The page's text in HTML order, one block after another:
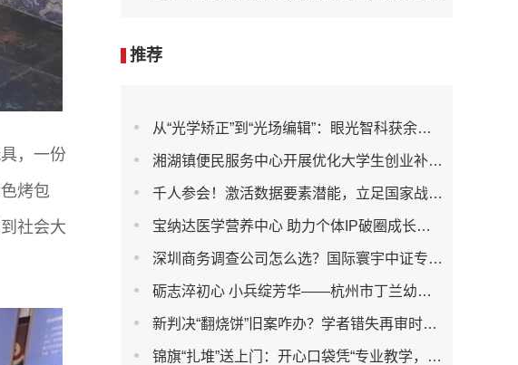
，一份
烤包
社会大
推荐
从“光学矫正”到“光场编辑”：眼光智科获余杭领军人才项目加持，重塑视觉健康产业逻辑
湘湖镇便民服务中心开展优化大学生创业补贴申领服务行动
千人参会！激活数据要素潜能，立足国家战略推进数实融合｜数据要素价值化与产业创新大会成功举办
宝纳达医学营养中心 助力个体IP破圈成长—— “真人矩阵互助成军沙龙·上海站”引爆流量新思路
深圳商务调查公司怎么选？国际寰宇中证专业解析
砺志淬初心 小兵绽芳华——杭州市丁兰幼儿园大班军训主题活动
新判决“翻烧饼”旧案咋办？学者错失再审时效，“院长发现”机制迎大考
锦旗“扎堆”送上门：开心口袋凭“专业教学，有爱陪伴”赢家长口碑